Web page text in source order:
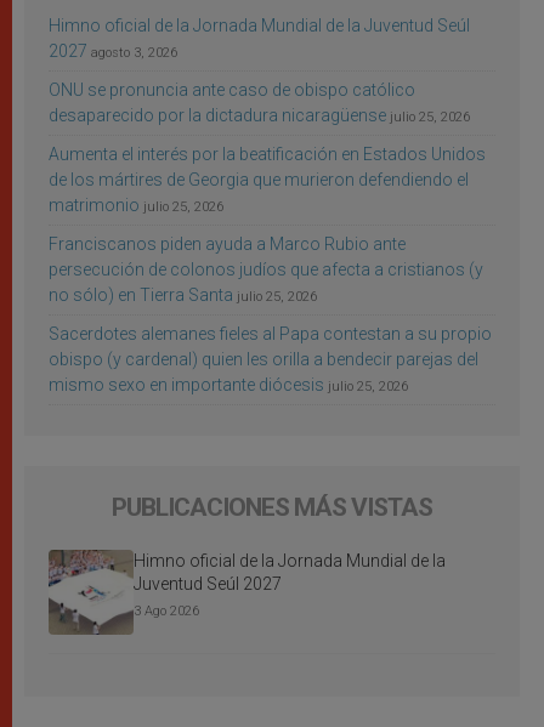
Himno oficial de la Jornada Mundial de la Juventud Seúl
2027 agosto 3, 2026
ONU se pronuncia ante caso de obispo católico
desaparecido por la dictadura nicaragüense julio 25, 2026
Aumenta el interés por la beatificación en Estados Unidos
de los mártires de Georgia que murieron defendiendo el
matrimonio julio 25, 2026
Franciscanos piden ayuda a Marco Rubio ante
persecución de colonos judíos que afecta a cristianos (y
no sólo) en Tierra Santa julio 25, 2026
Sacerdotes alemanes fieles al Papa contestan a su propio
obispo (y cardenal) quien les orilla a bendecir parejas del
mismo sexo en importante diócesis julio 25, 2026
PUBLICACIONES MÁS VISTAS
Himno oficial de la Jornada Mundial de la
Juventud Seúl 2027
3 Ago 2026